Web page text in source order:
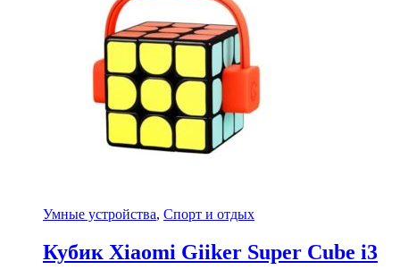
Умные устройства, Спорт и отдых
Кубик Xiaomi Giiker Super Cube i3